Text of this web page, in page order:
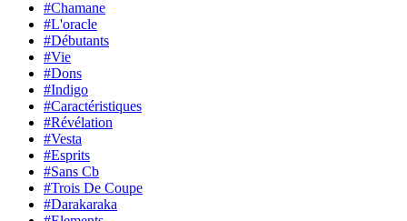
#Chamane
#L'oracle
#Débutants
#Vie
#Dons
#Indigo
#Caractéristiques
#Révélation
#Vesta
#Esprits
#Sans Cb
#Trois De Coupe
#Darakaraka